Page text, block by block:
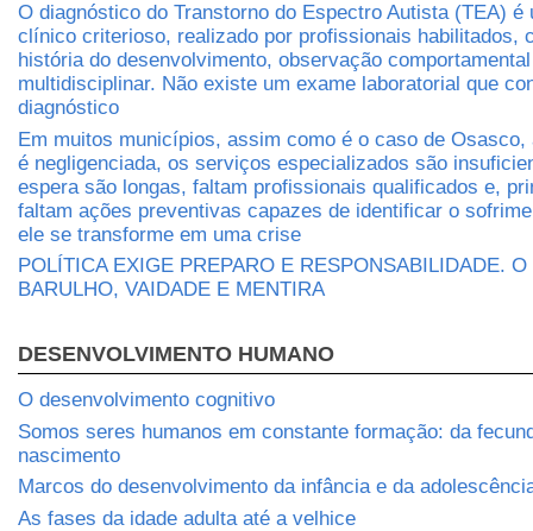
O diagnóstico do Transtorno do Espectro Autista (TEA) é
clínico criterioso, realizado por profissionais habilitados,
história do desenvolvimento, observação
multidisciplinar. Não existe um exame laboratorial que
diagnóstico
Em muitos municípios, assim como é o caso de Osasco,
é negligenciada, os serviços especializados são
espera são longas, faltam profissionais qualificados e,
faltam ações preventivas capazes de identificar o
ele se transforme em uma crise
POLÍTICA EXIGE PREPARO E RESPONSABILIDADE.
BARULHO, VAIDADE E MENTIRA
DESENVOLVIMENTO HUMANO
O desenvolvimento cognitivo
Somos seres humanos em constante formação: da
nascimento
Marcos do desenvolvimento da infância e da
As fases da idade adulta até a velhice